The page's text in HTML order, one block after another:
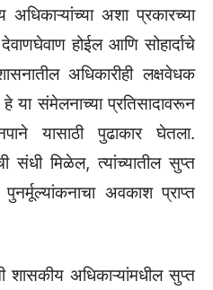
अशा प्रकारच्या
होईल आणि सोहार्दाचे
अधिकारीही लक्षवेधक
या संमेलनाच्या प्रतिसादावरून
यासाठी पुढाकार घेतला.
संधी मिळेल, त्यांच्यातील सुप्त
अवकाश प्राप्त
अधिकाऱ्यांमधील सुप्त